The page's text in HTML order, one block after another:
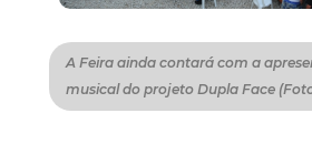
A Feira ainda contará com a
musical do projeto Dupla Face